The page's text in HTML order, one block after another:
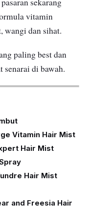
vitamin
wangi dan sihat.
paling best dan
senarai di bawah.
Vitamin Hair Mist
Hair Mist
Hair Mist
and Freesia Hair